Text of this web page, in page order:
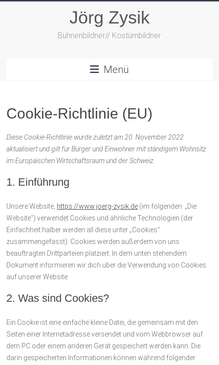
Jörg Zysik
Bühnenbildner// Kostümbildner
Menü
Cookie-Richtlinie (EU)
Diese Cookie-Richtlinie wurde zuletzt am 20. November 2022
aktualisiert und gilt für Bürger und Einwohner mit ständigem Wohnsitz
im Europäischen Wirtschaftsraum und der Schweiz.
1. Einführung
Unsere Website, https://www.joerg-zysik.de (im folgenden: „Die
Website“) verwendet Cookies und ähnliche Technologien (der
Einfachheit halber werden all diese unter „Cookies“
zusammengefasst). Cookies werden außerdem von uns
beauftragten Drittparteien platziert. In dem unten stehendem
Dokument informieren wir dich über die Verwendung von Cookies
auf unserer Website.
2. Was sind Cookies?
Ein Cookie ist eine einfache kleine Datei, die gemeinsam mit den
Seiten einer Internetadresse versendet und vom Webbrowser auf
dem PC oder einem anderen Gerät gespeichert werden kann. Die
darin gespeicherten Informationen können während folgender